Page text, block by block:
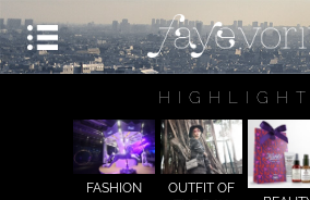
FASHION
OUTFIT OF